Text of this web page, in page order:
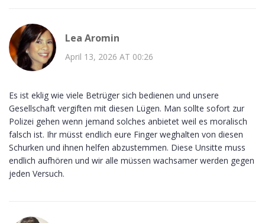
Lea Aromin
April 13, 2026 AT 00:26
Es ist eklig wie viele Betrüger sich bedienen und unsere
Gesellschaft vergiften mit diesen Lügen. Man sollte sofort zur
Polizei gehen wenn jemand solches anbietet weil es moralisch
falsch ist. Ihr müsst endlich eure Finger weghalten von diesen
Schurken und ihnen helfen abzustemmen. Diese Unsitte muss
endlich aufhören und wir alle müssen wachsamer werden gegen
jeden Versuch.